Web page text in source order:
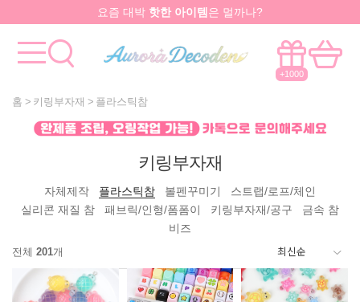
요즘 대박 핫한 아이템 은 멀까나?
+1000
홈 키링부자재 플라스틱참
키링부자재
자체제작 플라스틱참 볼펜꾸미기
스트랩/로프/체인
실리콘 재질 참
패브릭/인형/폼폼이 키링부자재/공구
금속 참
비즈
전체 201개